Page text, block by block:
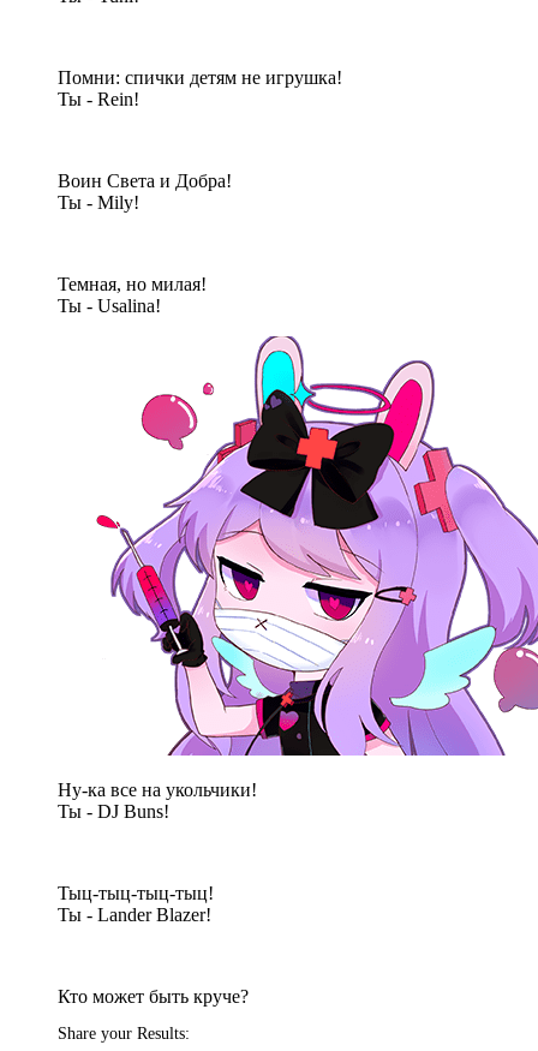
Помни: спички детям не игрушка!
Ты - Rein!
Воин Света и Добра!
Ты - Mily!
Темная, но милая!
Ты - Usalina!
Ну-ка все на укольчики!
Ты - DJ Buns!
Тыц-тыц-тыц-тыц!
Ты - Lander Blazer!
Кто может быть круче?
Share your Results: